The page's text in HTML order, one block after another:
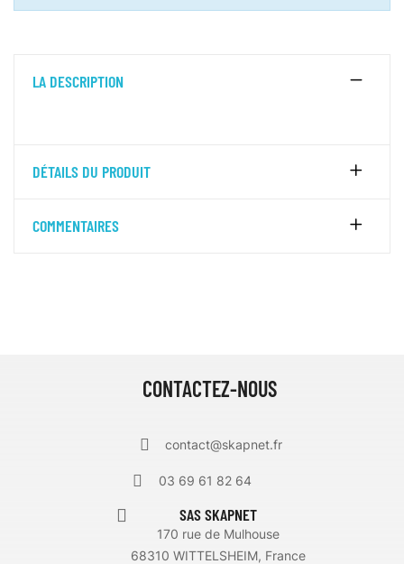
LA DESCRIPTION
DÉTAILS DU PRODUIT
COMMENTAIRES
CONTACTEZ-NOUS
contact@skapnet.fr
03 69 61 82 64
SAS SKAPNET
170 rue de Mulhouse
68310 WITTELSHEIM, France